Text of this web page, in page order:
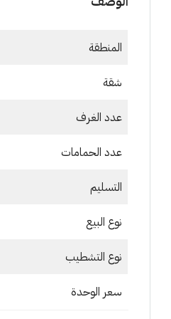
المنطقة
شقة
عدد الغرف
عدد الحمامات
التسليم
نوع البيع
نوع التشطيب
سعر الوحدة